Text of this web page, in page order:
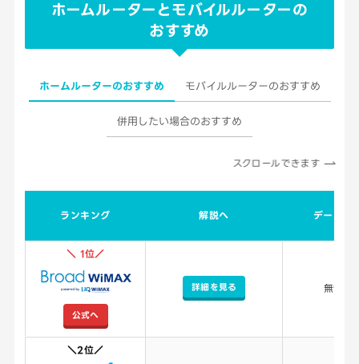
ホームルーターとモバイルルーターの
おすすめ
ホームルーターのおすすめ モバイルルーターのおすすめ
併用したい場合のおすすめ
スクロールできます
ランキング 解説へ データ容
＼ 1位／
公式へ
詳細を見る 無制限
＼2位／